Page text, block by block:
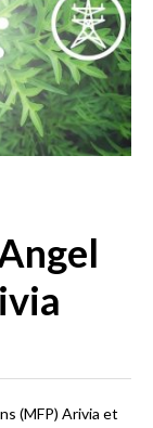
(MFP) Arivia et